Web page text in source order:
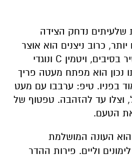
שלעיתים נדחק הצידה
כרוב ניצנים הוא אוצר
תזונתי של ממש. עשיר בסיבים, ויטמין C ונוגדי
נכון הוא מפתח מעטה פריך
בפניו. טיפ: ערבבו עם מעט
וצלו עד להזהבה. טפטוף של
הטעם.
העונה המושלמת
וליים. פירות ההדר